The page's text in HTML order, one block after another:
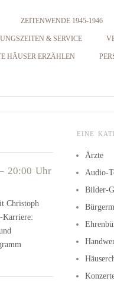
ZEITENWENDE 1945-1946
& SERVICE
HÄUSER ERZÄHLEN
20:00 Uhr
Christoph
Karriere:
EINE
Ärzte
Audio-
Bilder-